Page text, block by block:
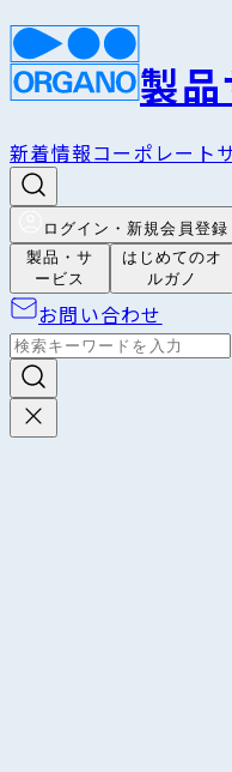
製品
新着情報コーポレート
ログイン・新規会員登録
製品・サ
ービス
はじめてのオ
ルガノ
お問い合わせ